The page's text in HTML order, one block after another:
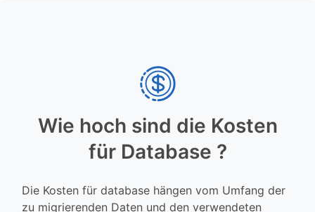
Wie hoch sind die Kosten
für Database ?
Die Kosten für database hängen vom Umfang der
zu migrierenden Daten und den verwendeten